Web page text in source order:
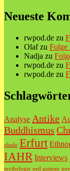
Neueste
rwpod.de zu
Olafzu Folge
Nadja zu
rwpod.de zu
rwpod.de zu
Analyse Antike
Buddhismus
eliade Erfurt
IAHR Interviews
mythologie neil gaiman